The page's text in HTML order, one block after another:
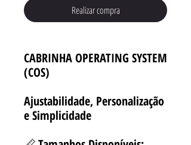
Realizar compra
CABRINHA OPERATING SYSTEM
(COS)
Ajustabilidade, Personalização
e Simplicidade